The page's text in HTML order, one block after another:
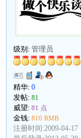
级别: 管理员
精华: 0
发帖: 81
威望: 81 点
金钱: 810 RMB
注册时间:2009-04-17